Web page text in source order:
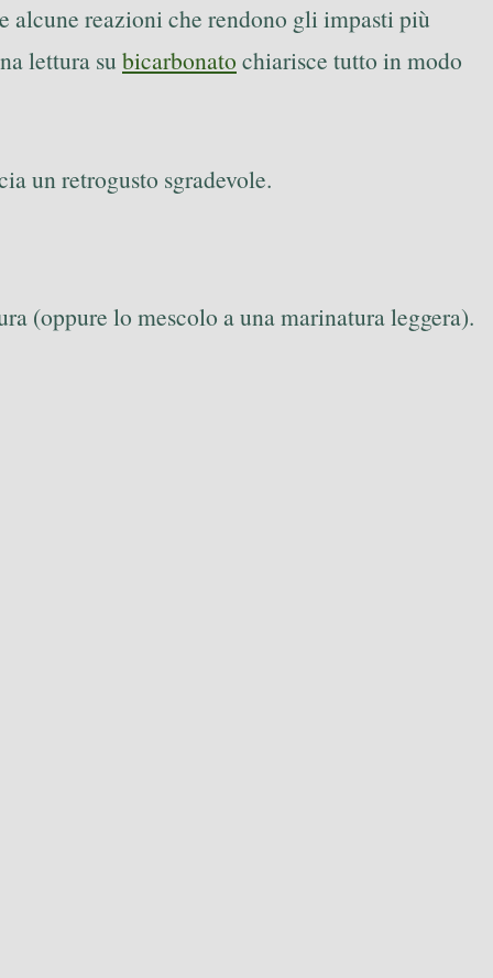
alcune reazioni che rendono gli impasti più
lettura su bicarbonato chiarisce tutto in modo
un retrogusto sgradevole.
(oppure lo mescolo a una marinatura leggera).